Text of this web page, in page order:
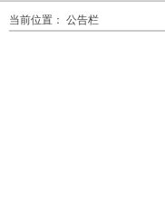
当前位置： 公告栏